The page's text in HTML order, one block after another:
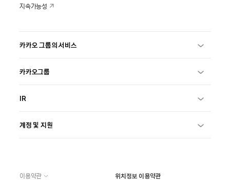
지속가능성
카카오 그룹의 서비스
카카오그룹
IR
계정 및 지원
이용약관 위치정보 이용약관